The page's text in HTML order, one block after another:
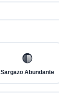
🟠
Sargazo Abundante